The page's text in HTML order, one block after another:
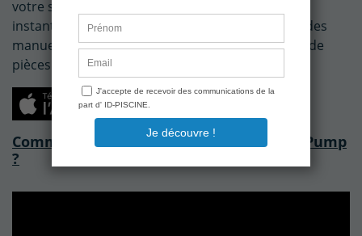
votre smartphone ou tablette afin d'accéder
instantanément à des configurations détaillées, des
manuels d'installation, des brochures, des listes de
pièces détachées, des schémas de dépannage,...
Comment démarrer votre pompe Super Pump
?